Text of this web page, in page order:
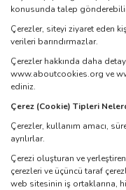
konusunda talep
Çerezler, siteyi ziyaret eden
verileri barındırmazlar.
Çerezler hakkında daha
www.aboutcookies.org ve
ediniz.
Çerez (Cookie) Tipleri
Çerezler, kullanım amacı,
ayrılırlar.
Çerezi oluşturan ve
çerezleri ve üçüncü taraf
web sitesinin iş ortaklarına,